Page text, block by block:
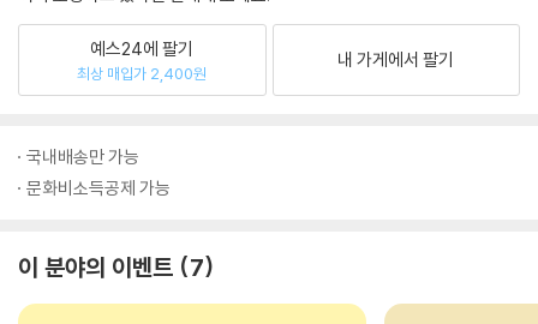
예스24에 팔기
최상 매입가 2,400원
내 가게에서 팔기
국내배송만 가능
문화비소득공제 가능
이 분야의 이벤트 7